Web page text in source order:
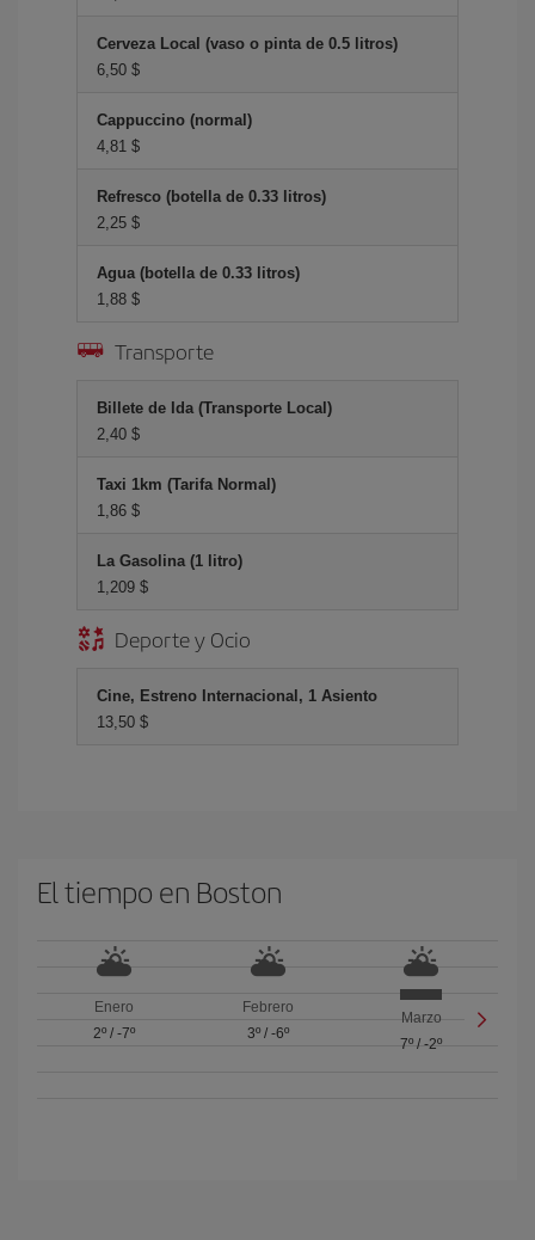
Cerveza Local (vaso o pinta de 0.5 litros)
6,50 $
Cappuccino (normal)
4,81 $
Refresco (botella de 0.33 litros)
2,25 $
Agua (botella de 0.33 litros)
1,88 $
Transporte
Billete de Ida (Transporte Local)
2,40 $
Taxi 1km (Tarifa Normal)
1,86 $
La Gasolina (1 litro)
1,209 $
Deporte y Ocio
Cine, Estreno Internacional, 1 Asiento
13,50 $
El tiempo en Boston
Enero
2º/ -7º
Febrero
3º/ -6º
Marzo
7º /-2º